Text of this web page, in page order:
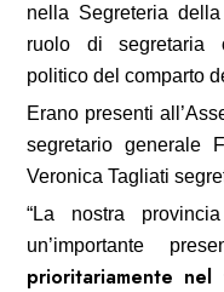
nella Segreteria
ruolo di segretaria
politico del comparto
Erano presenti
segretario generale
Veronica Tagliati
“La nostra
un’importante
prioritariamente